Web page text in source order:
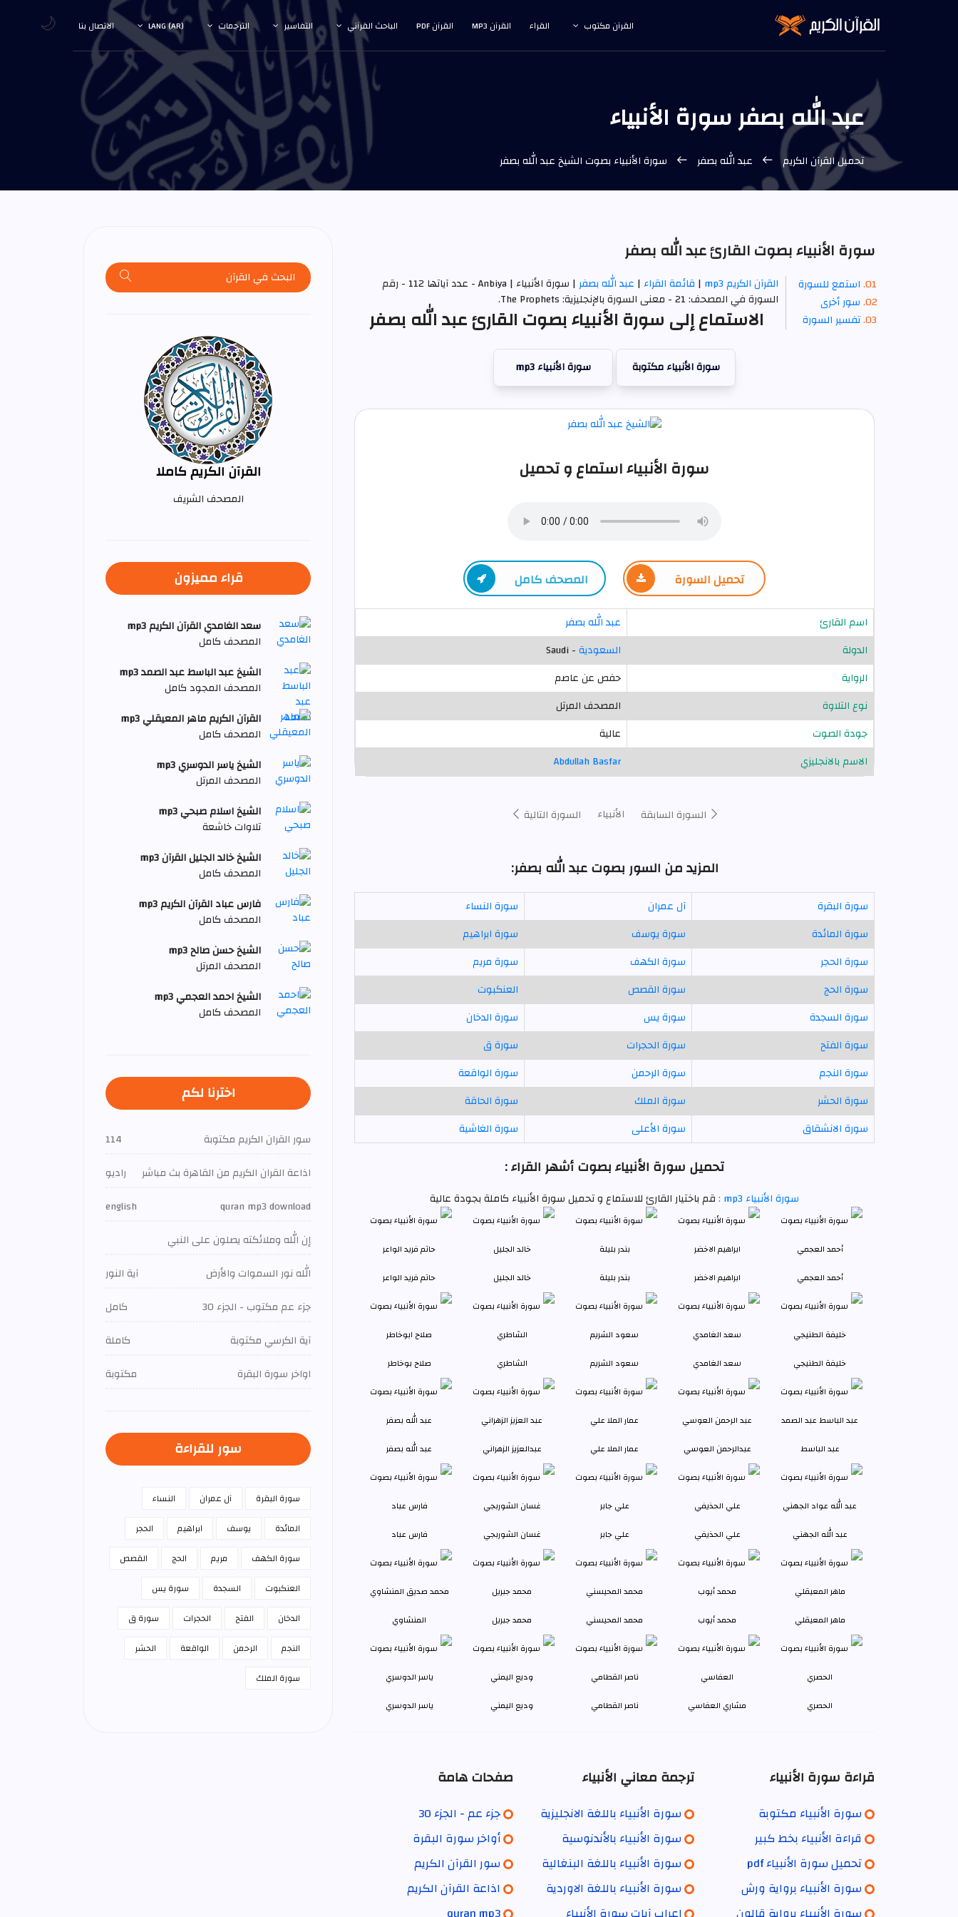
القرآن مكتوب القراء القرآن MP3 القرآن PDF الباحث القرآني التفاسير الترجمات LANG (AR) الاتصال بنا
عبد الله بصفر سورة الأنبياء
تحميل القرآن الكريم عبد الله بصفر سورة الأنبياء بصوت الشيخ عبد الله بصفر
سورة الأنبياء بصوت القارئ عبد الله بصفر
استمع للسورة
سور أخرى
تفسير السورة
القرآن الكريم mp3 | قائمة القراء| عبد الله بصفر
| سورة الأنبياء | Anbiya - عدد آياتها 112 - رقم
السورة في المصحف: 21 - معنى السورة بالإنجليزية: The Prophets.
الاستماع إلى سورة الأنبياء بصوت القارئ عبد الله بصفر
سورة الأنبياء مكتوبة سورة الأنبياء mp3
سورة الأنبياء استماع و تحميل
تحميل السورة المصحف كامل
اسم القارئ
عبد الله بصفر
الدولة
السعودية- Saudi
الرواية
حفص عن عاصم
نوع التلاوة
المصحف المرتل
جودة الصوت
عالية
الاسم بالانجليزي
Abdullah Basfar
السورة السابقة الأنبياء السورة التالية
المزيد من السور بصوت عبد الله بصفر:
سورة البقرة آل عمران
سورة النساء
سورة المائدة
سورة يوسف
سورة ابراهيم
سورة الحجر
سورة الكهف
سورة مريم
سورة الحج
سورة القصص
العنكبوت
سورة السجدة
سورة يس
سورة الدخان
سورة الفتح
سورة الحجرات
سورة ق
سورة النجم
سورة الرحمن
سورة الواقعة
سورة الحشر
سورة الملك
سورة الحاقة
سورة الانشقاق
سورة الأعلى سورة الغاشية
تحميل سورة الأنبياء بصوت أشهر القراء :
سورة الأنبياء mp3 : قم باختيار القارئ للاستماع و تحميل سورة الأنبياء كاملة بجودة عالية
أحمد العجمي ابراهيم الاخضر بندر بليلة خالد الجليل حاتم فريد الواعر
خليفة الطنيجي سعد الغامدي سعود الشريم الشاطري صلاح بوخاطر
عبد الباسط عبدالرحمن العوسي عمار الملا علي عبدالعزيز الزهراني عبد الله بصفر
عبد الله الجهني علي الحذيفي علي جابر غسان الشوربجي فارس عباد
ماهر المعيقلي محمد أيوب محمد المحيسني محمد جبريل المنشاوي
الحصري مشاري العفاسي ناصر القطامي وديع اليمني ياسر الدوسري
قراءة سورة الأنبياء
سورة الأنبياء مكتوبة
قراءة الأنبياء بخط كبير
تحميل سورة الأنبياء pdf
سورة الأنبياء برواية ورش
ترجمة معاني الأنبياء
سورة الأنبياء باللغة الانجليزية
سورة الأنبياء بالأندنوسية
سورة الأنبياء باللغة البنغالية
سورة الأنبياء باللغة الاوردية
صفحات هامة
جزء عم - الجزء 30
أواخر سورة البقرة
سور القرآن الكريم
اذاعة القرآن الكريم
القرآن الكريم كاملا
المصحف الشريف
قراء مميزون
سعد الغامدي القرآن الكريم mp3
المصحف كامل
الشيخ عبد الباسط عبد الصمد mp3
المصحف المجود كامل
القرآن الكريم ماهر المعيقلي mp3
المصحف كامل
الشيخ ياسر الدوسري mp3
المصحف المرتل
الشيخ اسلام صبحي mp3
تلاوات خاشعة
الشيخ خالد الجليل القرآن mp3
المصحف كامل
فارس عباد القرآن الكريم mp3
المصحف كامل
الشيخ حسن صالح mp3
المصحف المرتل
الشيخ احمد العجمي mp3
المصحف كامل
اخترنا لكم
سور القران الكريم مكتوبة
114
اذاعة القران الكريم من القاهرة بث مباشر
راديو
quran mp3 download
english
إن الله وملائكته يصلون على النبي
الله نور السموات والأرض
آية النور
جزء عم مكتوب - الجزء 30
كامل
آية الكرسي مكتوبة
كاملة
اواخر سورة البقرة
مكتوبة
سور للقراءة
سورة البقرة آل عمران
النساء
المائدة
يوسف ابراهيم
الحجر
سورة الكهف
مريم الحج
القصص
العنكبوت
السجدة
سورة يس
الدخان
الفتح الحجرات
سورة ق
النجم
الرحمن الواقعة
الحشر
سورة الملك
🌙